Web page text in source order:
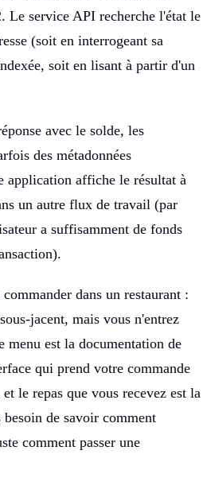
Le service API recherche l'état le
(soit en interrogeant sa
soit en lisant à partir d'un
avec le solde, les
des métadonnées
application affiche le résultat à
un autre flux de travail (par
a suffisamment de fonds
dans un restaurant :
jacent, mais vous n'entrez
menu est la documentation de
qui prend votre commande
le repas que vous recevez est la
besoin de savoir comment
comment passer une